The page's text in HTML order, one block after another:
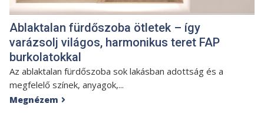
Ablaktalan fürdőszoba ötletek – így
varázsolj világos, harmonikus teret FAP
burkolatokkal
Az ablaktalan fürdőszoba sok lakásban adottság és a
megfelelő színek, anyagok,...
Megnézem 